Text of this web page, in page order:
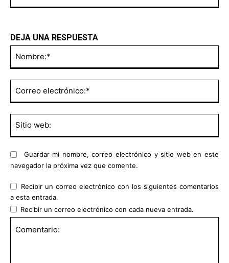
DEJA UNA RESPUESTA
Guardar mi nombre, correo electrónico y sitio web en este
navegador la próxima vez que comente.
Recibir un correo electrónico con los siguientes comentarios
a esta entrada.
Recibir un correo electrónico con cada nueva entrada.